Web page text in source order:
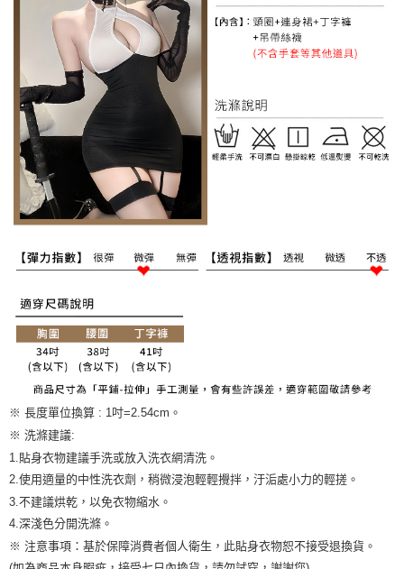
※ 長度單位換算 : 1吋=2.54cm。
※ 洗滌建議:
1.貼身衣物建議手洗或放入洗衣網清洗。
2.使用適量的中性洗衣劑，稍微浸泡輕輕攪拌，汙洉處小力的輕搓。
3.不建議烘乾，以免衣物縮水。
4.深淺色分開洗滌。
※ 注意事項：基於保障消費者個人衛生，此貼身衣物恕不接受退換貨。